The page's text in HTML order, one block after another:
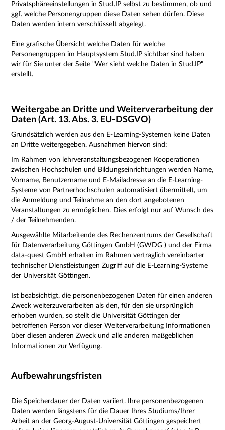
Privatsphäreeinstellungen in Stud.IP selbst zu bestimmen, ob und
ggf. welche Personengruppen diese Daten sehen dürfen. Diese
Daten werden intern verschlüsselt abgelegt.
Eine grafische Übersicht welche Daten für welche
Personengruppen im Hauptsystem Stud.IP sichtbar sind haben
wir für Sie unter der Seite "Wer sieht welche Daten in Stud.IP"
erstellt.
Weitergabe an Dritte und Weiterverarbeitung der
Daten (Art. 13. Abs. 3. EU-DSGVO)
Grundsätzlich werden aus den E-Learning-Systemen keine Daten
an Dritte weitergegeben. Ausnahmen hiervon sind:
Im Rahmen von lehrveranstaltungsbezogenen Kooperationen
zwischen Hochschulen und Bildungseinrichtungen werden Name,
Vorname, Benutzername und E-Mailadresse an die E-Learning-
Systeme von Partnerhochschulen automatisiert übermittelt, um
die Anmeldung und Teilnahme an den dort angebotenen
Veranstaltungen zu ermöglichen. Dies erfolgt nur auf Wunsch des
/ der Teilnehmenden.
Ausgewählte Mitarbeitende des Rechenzentrums der Gesellschaft
für Datenverarbeitung Göttingen GmbH (GWDG ) und der Firma
data-quest GmbH erhalten im Rahmen vertraglich vereinbarter
technischer Dienstleistungen Zugriff auf die E-Learning-Systeme
der Universität Göttingen.
Ist beabsichtigt, die personenbezogenen Daten für einen anderen
Zweck weiterzuverarbeiten als den, für den sie ursprünglich
erhoben wurden, so stellt die Universität Göttingen der
betroffenen Person vor dieser Weiterverarbeitung Informationen
über diesen anderen Zweck und alle anderen maßgeblichen
Informationen zur Verfügung.
Aufbewahrungsfristen
Die Speicherdauer der Daten variiert. Ihre personenbezogenen
Daten werden längstens für die Dauer Ihres Studiums/Ihrer
Arbeit an der Georg-August-Universität Göttingen gespeichert